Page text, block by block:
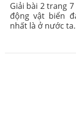
Giải bài 2 trang
động vật biển
nhất là ở nước ta.